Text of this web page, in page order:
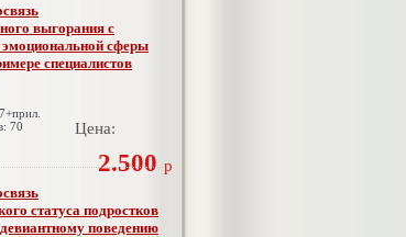
выгорания с
эмоциональной сферы
специалистов
70
Цена:
2.500 р
статуса подростков
поведению